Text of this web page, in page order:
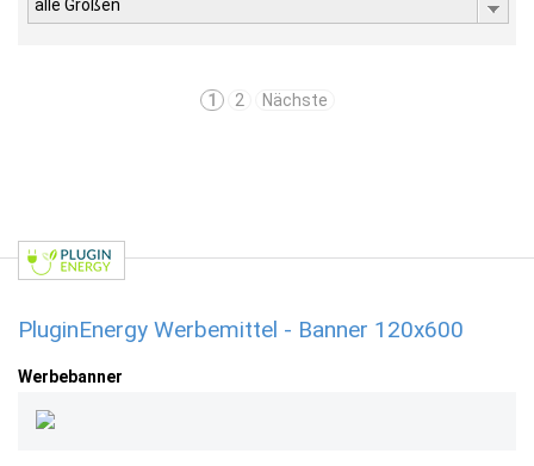
alle Größen
1 2 Nächste
PluginEnergy Werbemittel - Banner 120x600
Werbebanner